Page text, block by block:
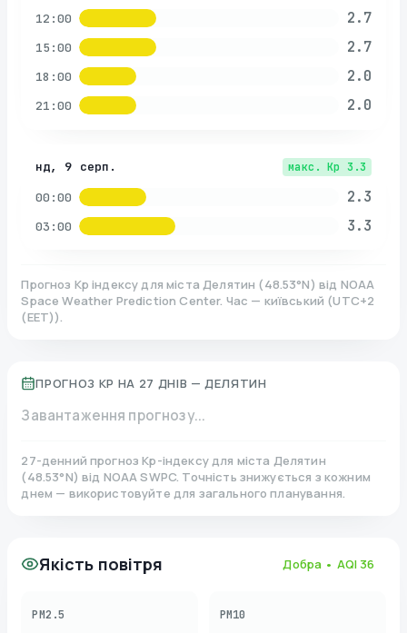
12:00 2.7
15:00 2.7
18:00 2.0
21:00 2.0
нд, 9 серп. макс. Kp 3.3
00:00 2.3
03:00 3.3
Прогноз Kp індексу для міста Делятин (48.53°N) від NOAA
Space Weather Prediction Center. Час — київський (UTC+2
(EET)).
ПРОГНОЗ KP НА 27 ДНІВ — ДЕЛЯТИН
Завантаження прогнозу...
27-денний прогноз Kp-індексу для міста Делятин
(48.53°N)від NOAA SWPC. Точність знижується з кожним
днем — використовуйте для загального планування.
Якість повітря Добра • AQI 36
PM2.5 PM10